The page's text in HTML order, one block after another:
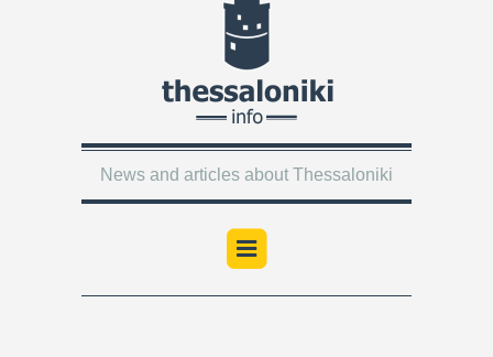
News and articles about Thessaloniki